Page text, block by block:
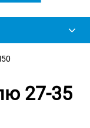
27-35